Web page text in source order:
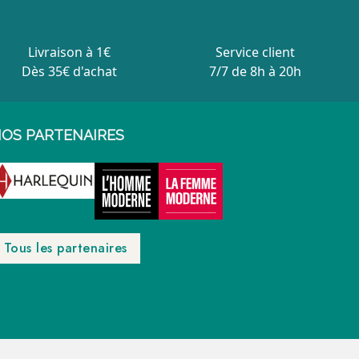
Livraison à 1€
Dès 35€ d'achat
Service client
7/7 de 8h à 20h
PARTENAIRES
Tous les partenaires